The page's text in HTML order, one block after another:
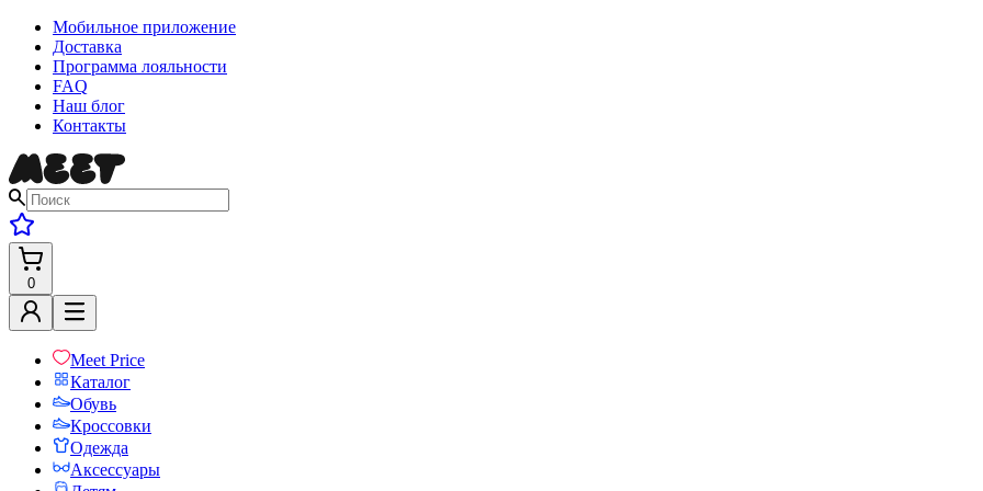
Мобильное приложение
Доставка
Программа лояльности
FAQ
Наш блог
Контакты
0
Meet Price
Каталог
Обувь
Кроссовки
Одежда
Аксессуары